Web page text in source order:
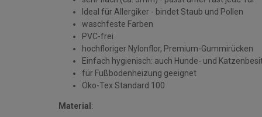
Ideal für Allergiker - bindet Staub und Pollen
waschfeste Farben
PVC-frei
hochfloriger Nylonflor, Premium-Gummirücken
Einfach hygienisch: auch Hunde- und
für Fußbodenheizung geeignet
Öko-Tex Standard 100
Material :